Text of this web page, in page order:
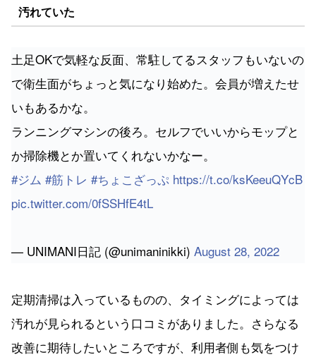
汚れていた
土足OKで気軽な反面、常駐してるスタッフもいないの
で衛生面がちょっと気になり始めた。会員が増えたせ
いもあるかな。
ランニングマシンの後ろ。セルフでいいからモップと
か掃除機とか置いてくれないかなー。
#ジム #筋トレ #ちょこざっぷ https://t.co/ksKeeuQYcB
pic.twitter.com/0fSSHfE4tL
— UNIMANI日記 (@unimaninikki) August 28, 2022
定期清掃は入っているものの、タイミングによっては
汚れが見られるという口コミがありました。さらなる
改善に期待したいところですが、利用者側も気をつけ